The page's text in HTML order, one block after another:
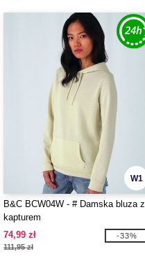
W1
B&C BCW04W - # Damska bluza z
kapturem
74,99 zł
111,95 zł
-33%